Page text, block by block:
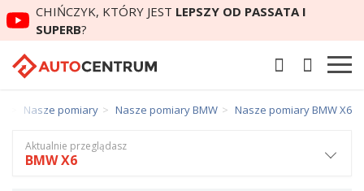
CHIŃCZYK, KTÓRY JEST LEPSZY OD PASSATA I
SUPERB?
Nasze pomiary Nasze pomiary BMW Nasze pomiary BMW X6
Aktualnie przeglądasz
BMW X6